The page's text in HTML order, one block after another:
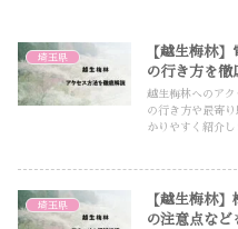
埼玉県
【越生梅林
の行き方を徹
越生梅林へのア
の行き方や最寄
かりやすく紹介し
埼玉県
【越生梅林
の注意点など